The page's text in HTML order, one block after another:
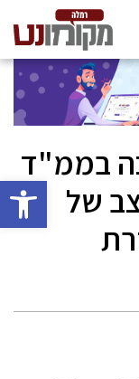
פתח
בממ"ד
של